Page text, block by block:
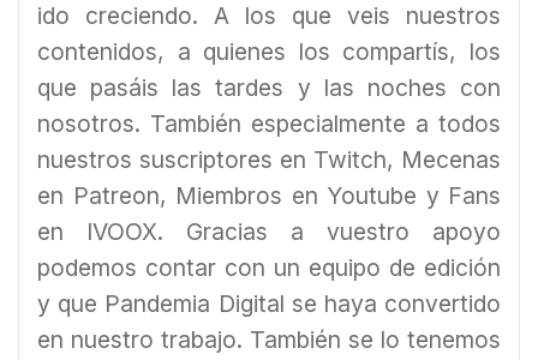
ido creciendo. A los que veis nuestros
contenidos, a quienes los compartís, los
que pasáis las tardes y las noches con
nosotros. También especialmente a todos
nuestros suscriptores en Twitch, Mecenas
en Patreon, Miembros en Youtube y Fans
en IVOOX. Gracias a vuestro apoyo
podemos contar con un equipo de edición
y que Pandemia Digital se haya convertido
en nuestro trabajo. También se lo tenemos